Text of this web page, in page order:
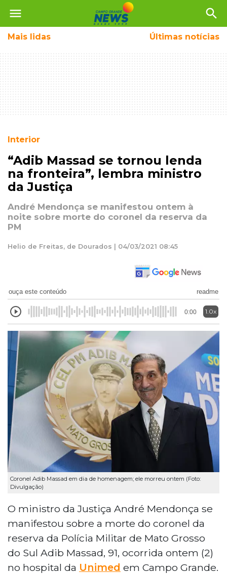
menu search
Mais lidas Últimas notícias
Interior
“Adib Massad se tornou lenda
na fronteira”, lembra ministro
da Justiça
André Mendonça se manifestou ontem à
noite sobre morte do coronel da reserva da
PM
Helio de Freitas, de Dourados | 04/03/2021 08:45
ouça este conteúdo readme
0:00 1.0x
Coronel Adib Massad em dia de homenagem; ele morreu ontem (Foto:
Divulgação)
O ministro da Justiça André Mendonça se
manifestou sobre a morte do coronel da
reserva da Polícia Militar de Mato Grosso
do Sul Adib Massad, 91, ocorrida ontem (2)
no hospital da Unimed em Campo Grande.